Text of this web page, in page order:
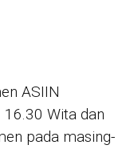
ASIIN
Wita dan
pada masing-